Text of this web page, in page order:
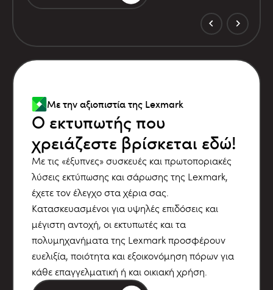
Με την αξιοπιστία της Lexmark
Ο εκτυπωτής που
χρειάζεστε βρίσκεται εδώ!
Με τις «έξυπνες» συσκευές και πρωτοποριακές
λύσεις εκτύπωσης και σάρωσης της Lexmark,
έχετε τον έλεγχο στα χέρια σας.
Κατασκευασμένοι για υψηλές επιδόσεις και
μέγιστη αντοχή, οι εκτυπωτές και τα
πολυμηχανήματα της Lexmark προσφέρουν
ευελιξία, ποιότητα και εξοικονόμηση πόρων για
κάθε επαγγελματική ή και οικιακή χρήση.